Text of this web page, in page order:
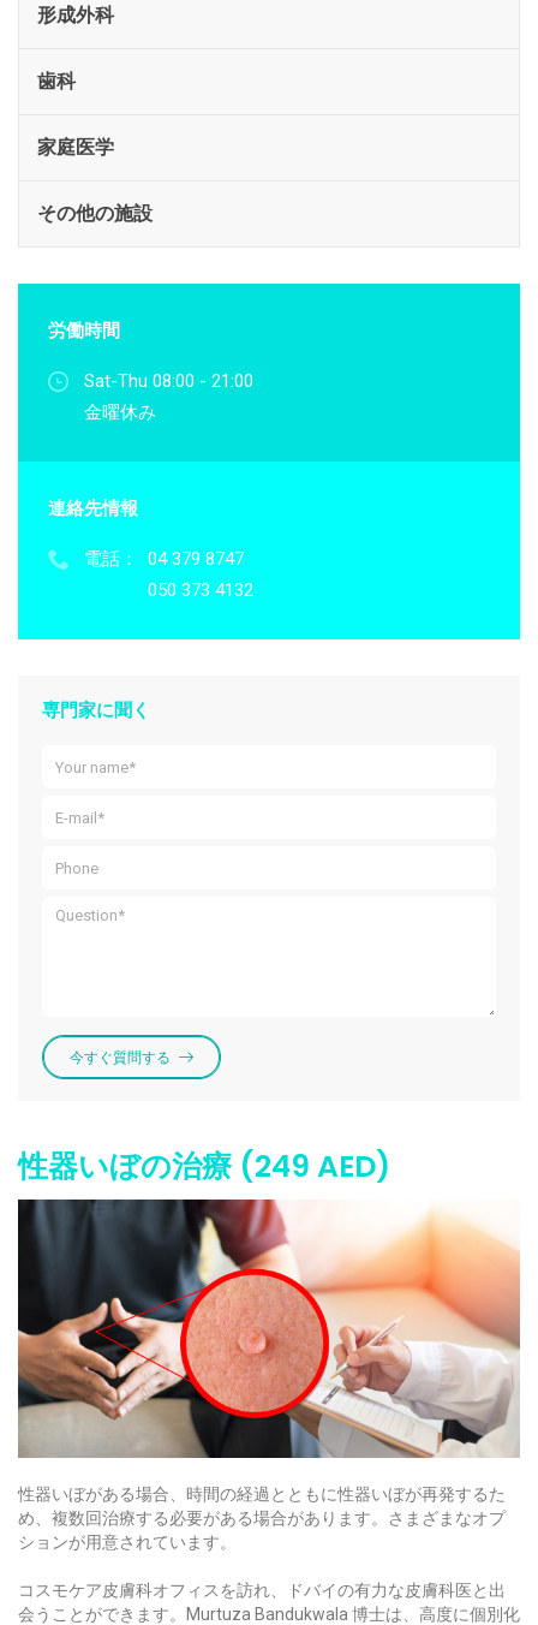
形成外科
歯科
家庭医学
その他の施設
労働時間
Sat-Thu 08:00 - 21:00
金曜休み
連絡先情報
電話： 04 379 8747
050 373 4132
専門家に聞く
今すぐ質問する
性器いぼの治療 (249 AED)
性器いぼがある場合、時間の経過とともに性器いぼが再発するた
め、複数回治療する必要がある場合があります。さまざまなオプ
ションが用意されています。
コスモケア皮膚科オフィスを訪れ、ドバイの有力な皮膚科医と出
会うことができます。Murtuza Bandukwala 博士は、高度に個別化